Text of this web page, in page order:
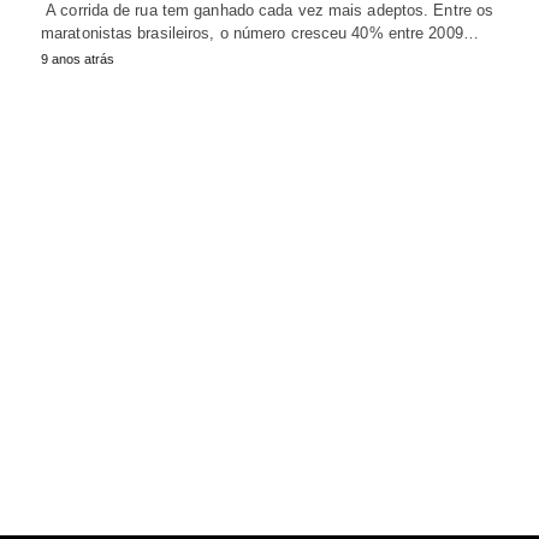
A corrida de rua tem ganhado cada vez mais adeptos. Entre os
maratonistas brasileiros, o número cresceu 40% entre 2009…
9 anos atrás